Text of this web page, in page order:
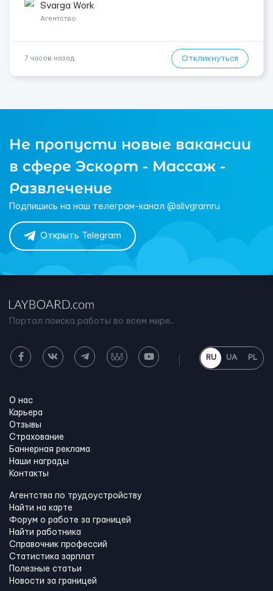
переработки. Дата начала: — Как можно скорее....
Svarga Work
Агентство
7 часов назад Откликнуться
Не пропусти новые вакансии
в сфере Эскорт - Массаж -
Развлечение
Подпишись на наш телеграм-канал @slivgramru
Открыть Telegram
Портал поиска работы во всем мире.
RU UA PL
О нас
Карьера
Отзывы
Страхование
Баннерная реклама
Наши награды
Контакты
Агентства по трудоустройству
Найти на карте
Форум о работе за границей
Найти работника
Справочник профессий
Статистика зарплат
Полезные статьи
Новости за границей